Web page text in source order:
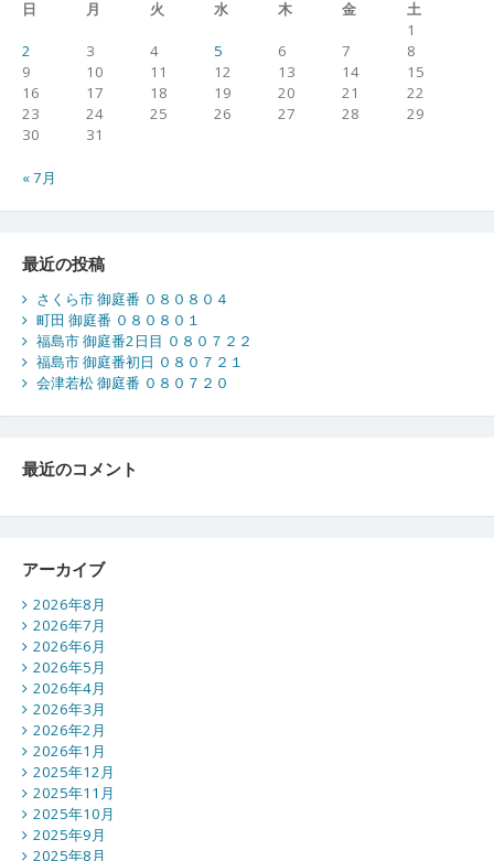
日 月 火 水 木 金
土
1
2
3 4 5 6 7
8
9
10 11 12 13 14
15
16
17 18 19 20 21
22
23
24 25 26 27 28
29
30
31
« 7月
最近の投稿
さくら市 御庭番 ０８０８０４
町田 御庭番 ０８０８０１
福島市 御庭番2日目 ０８０７２２
福島市 御庭番初日 ０８０７２１
会津若松 御庭番 ０８０７２０
最近のコメント
アーカイブ
2026年8月
2026年7月
2026年6月
2026年5月
2026年4月
2026年3月
2026年2月
2026年1月
2025年12月
2025年11月
2025年10月
2025年9月
2025年8月